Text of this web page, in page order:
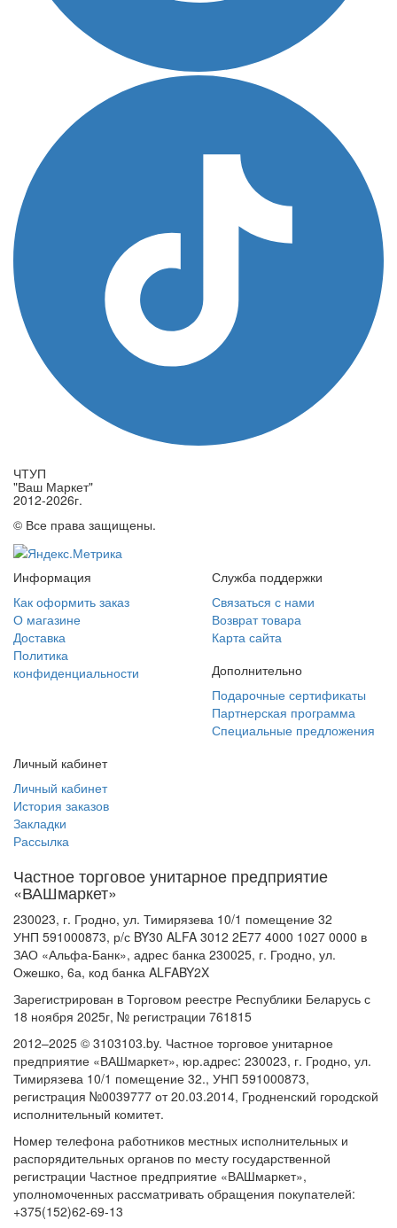
ЧТУП
"Ваш Маркет"
2012-2026г.
© Все права защищены.
Информация
Как оформить заказ
О магазине
Доставка
Политика
конфиденциальности
Служба поддержки
Связаться с нами
Возврат товара
Карта сайта
Дополнительно
Подарочные сертификаты
Партнерская программа
Специальные предложения
Личный кабинет
Личный кабинет
История заказов
Закладки
Рассылка
Частное торговое унитарное предприятие
«ВАШмаркет»
230023, г. Гродно, ул. Тимирязева 10/1 помещение 32
УНП 591000873, р/с BY30 ALFA 3012 2E77 4000 1027 0000 в
ЗАО «Альфа-Банк», адрес банка 230025, г. Гродно, ул.
Ожешко, 6а, код банка ALFABY2X
Зарегистрирован в Торговом реестре Республики Беларусь с
18 ноября 2025г, № регистрации 761815
2012–2025 © 3103103.by. Частное торговое унитарное
предприятие «ВАШмаркет», юр.адрес: 230023, г. Гродно, ул.
Тимирязева 10/1 помещение 32., УНП 591000873,
регистрация №0039777 от 20.03.2014, Гродненский городской
исполнительный комитет.
Номер телефона работников местных исполнительных и
распорядительных органов по месту государственной
регистрации Частное предприятие «ВАШмаркет»,
уполномоченных рассматривать обращения покупателей:
+375(152)62-69-13